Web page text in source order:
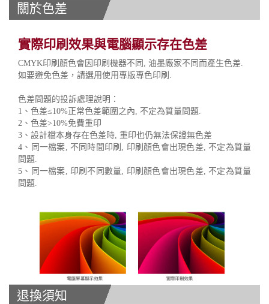
關於色差
實際印刷效果與電腦顯示存在色差
CMYK印刷顏色會因印刷機器不同, 油墨廠家不同而產生色差.
如要避免色差，請選用使用專版專色印刷.
色差問題的投訴處理說明：
1、色差≤10%正常色差範圍之內, 不定為質量問題.
2、色差>10%免費重印
3、設計檔本身存在色差時, 重印也仍無法保證無色差
4、同一檔案, 不同時間印刷, 印刷顏色會出現色差, 不定為質量
問題.
5、同一檔案, 印刷不同數量, 印刷顏色會出現色差, 不定為質量
問題.
退換須知